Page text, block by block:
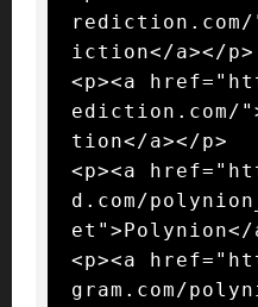
rediction.com/
iction</a></p>
<p><a
ediction.com/
tion</a></p>
<p><a
d.com/
et">Polynion</
<p><a
gram.com/